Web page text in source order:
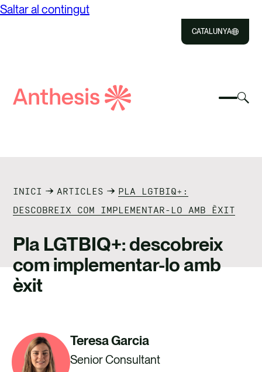
Saltar al contingut
CATALUNYA
IMPACTE
RECURSOS
TALENT
CONTACTE
Cerca
INICI ARTICLES
PLA LGTBIQ+:
DESCOBREIX COM IMPLEMENTAR-LO AMB ÈXIT
Pla LGTBIQ+: descobreix
com implementar-lo amb
èxit
Teresa Garcia
Senior Consultant